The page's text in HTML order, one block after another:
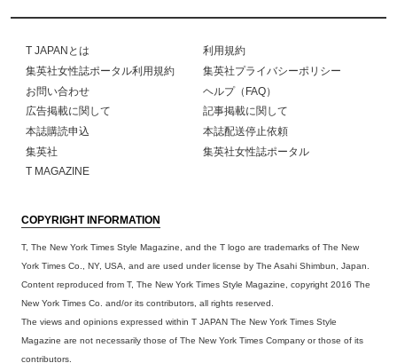
T JAPANとは
利用規約
集英社女性誌ポータル利用規約
集英社プライバシーポリシー
お問い合わせ
ヘルプ（FAQ）
広告掲載に関して
記事掲載に関して
本誌購読申込
本誌配送停止依頼
集英社
集英社女性誌ポータル
T MAGAZINE
COPYRIGHT INFORMATION
T, The New York Times Style Magazine, and the T logo are trademarks of The New
York Times Co., NY, USA, and are used under license by The Asahi Shimbun, Japan.
Content reproduced from T, The New York Times Style Magazine, copyright 2016 The
New York Times Co. and/or its contributors, all rights reserved.
The views and opinions expressed within T JAPAN The New York Times Style
Magazine are not necessarily those of The New York Times Company or those of its
contributors.